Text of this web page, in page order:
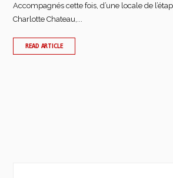
Accompagnés cette fois, d’une locale de
Charlotte Chateau,...
READ ARTICLE